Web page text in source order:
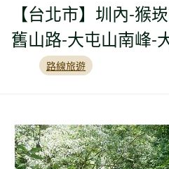
【台北市】
崙-長福山-菜
【台北市】
內雙溪古道-
【台北市】圳內-猴
舊山路-大屯山南峰-
路線旅遊